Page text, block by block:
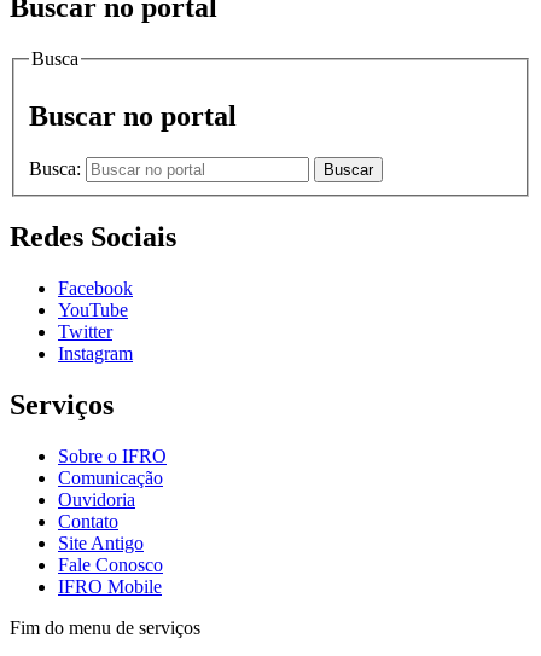
Buscar no portal
Busca
Buscar no portal
Busca: Buscar
Redes Sociais
Facebook
YouTube
Twitter
Instagram
Serviços
Sobre o IFRO
Comunicação
Ouvidoria
Contato
Site Antigo
Fale Conosco
IFRO Mobile
Fim do menu de serviços